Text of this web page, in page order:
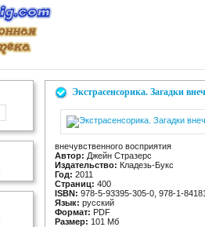
Экстрасенсорика. Загадки
внечувственного восприятия
Автор: Джейн Стразерс
Издательство: Кладезь-Букс
Год: 2011
Страниц: 400
ISBN: 978-5-93395-305-0, 978-1-
Язык: русский
Формат: PDF
Размер: 101 Мб